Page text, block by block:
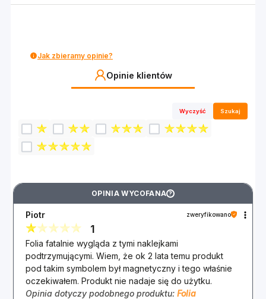
Jak zbieramy opinie?
Opinie klientów
Wyczyść Szukaj
OPINIA WYCOFANA ?
Piotr zweryfikowano
1
Folia fatalnie wygląda z tymi naklejkami
podtrzymującymi. Wiem, że ok 2 lata temu produkt
pod takim symbolem był magnetyczny i tego właśnie
oczekiwałem. Produkt nie nadaje się do użytku.
Opinia dotyczy podobnego produktu: Folia